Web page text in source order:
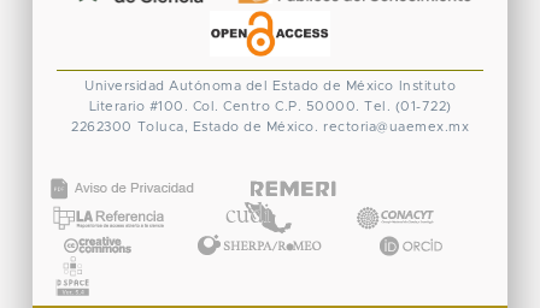
Universidad Autónoma del Estado de México
Instituto
Literario #100. Col. Centro C.P. 50000. Tel. (01-722)
2262300 Toluca, Estado de México. rectoria@uaemex.mx